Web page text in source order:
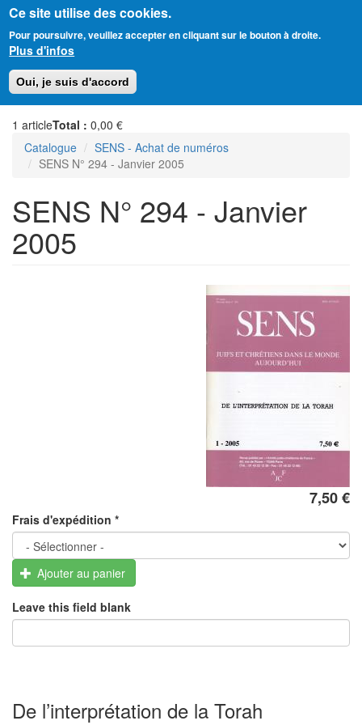
Ce site utilise des cookies.
Pour poursuivre, veuillez accepter en cliquant sur le bouton à droite.
Plus d'infos
Oui, je suis d'accord
au
contenu
principal
Amitié Judéo-Chrétienne de France
1 articleTotal : 0,00 €
Catalogue
SENS - Achat de numéros
SENS N° 294 - Janvier 2005
SENS N° 294 - Janvier
2005
7,50 €
Frais d'expédition *
Ajouter au panier
Leave this field blank
De l’interprétation de la Torah